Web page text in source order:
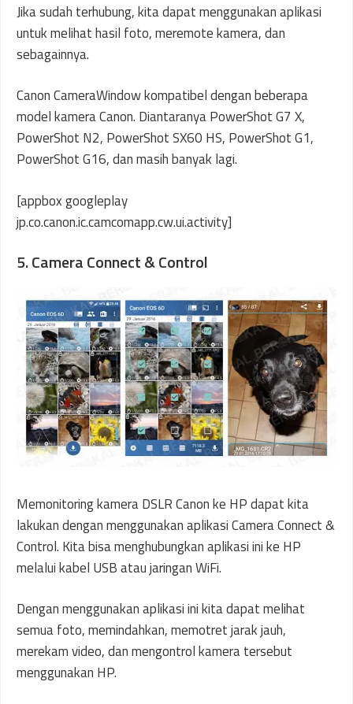
Jika sudah terhubung, kita dapat menggunakan aplikasi
untuk melihat hasil foto, meremote kamera, dan
sebagainnya.
Canon CameraWindow kompatibel dengan beberapa
model kamera Canon. Diantaranya PowerShot G7 X,
PowerShot N2, PowerShot SX60 HS, PowerShot G1,
PowerShot G16, dan masih banyak lagi.
[appbox googleplay
jp.co.canon.ic.camcomapp.cw.ui.activity]
5. Camera Connect & Control
Memonitoring kamera DSLR Canon ke HP dapat kita
lakukan dengan menggunakan aplikasi Camera Connect &
Control. Kita bisa menghubungkan aplikasi ini ke HP
melalui kabel USB atau jaringan WiFi.
Dengan menggunakan aplikasi ini kita dapat melihat
semua foto, memindahkan, memotret jarak jauh,
merekam video, dan mengontrol kamera tersebut
menggunakan HP.